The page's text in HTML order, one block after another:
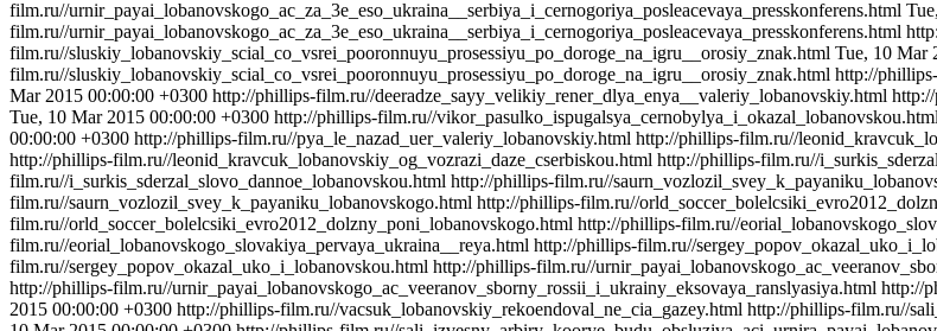
film.ru//urnir_payai_lobanovskogo_ac_za_3e_eso_ukraina__serbiya_i_cernogoriya_posleacevaya_presskonferens.html
film.ru//urnir_payai_lobanovskogo_ac_za_3e_eso_ukraina__serbiya_i_cernogoriya_posleacevaya_presskonferens.html
film.ru//sluskiy_lobanovskiy_scial_co_vsrei_pooronnuyu_prosessiyu_po_doroge_na_igru__orosiy_znak.html Tue, 10 Mar
film.ru//sluskiy_lobanovskiy_scial_co_vsrei_pooronnuyu_prosessiyu_po_doroge_na_igru__orosiy_znak.html http://
Mar 2015 00:00:00 +0300 http://phillips-film.ru//deeradze_sayy_velikiy_rener_dlya_enya__valeriy_lobanovskiy.html
Tue, 10 Mar 2015 00:00:00 +0300 http://phillips-film.ru//vikor_pasulko_ispugalsya_cernobylya_i_okazal_lobanovskou.html
00:00:00 +0300 http://phillips-film.ru//pya_le_nazad_uer_valeriy_lobanovskiy.html http://phillips-film.ru//
http://phillips-film.ru//leonid_kravcuk_lobanovskiy_og_vozrazi_daze_cserbiskou.html http://phillips-film.ru//
film.ru//i_surkis_sderzal_slovo_dannoe_lobanovskou.html http://phillips-film.ru//
film.ru//saurn_vozlozil_svey_k_payaniku_lobanovskogo.html http://phillips-film.ru//
film.ru//orld_soccer_bolelcsiki_evro2012_dolzny_poni_lobanovskogo.html http://phillips-film.ru//
film.ru//eorial_lobanovskogo_slovakiya_pervaya_ukraina__reya.html http://phillips-film.ru//
film.ru//sergey_popov_okazal_uko_i_lobanovskou.html http://phillips-film.ru//
http://phillips-film.ru//urnir_payai_lobanovskogo_ac_veeranov_sborny_rossii_i_ukrainy_eksovaya_ranslyasiya.html http://
2015 00:00:00 +0300 http://phillips-film.ru//vacsuk_lobanovskiy_rekoendoval_ne_cia_gazey.html http://phillips-film.ru//